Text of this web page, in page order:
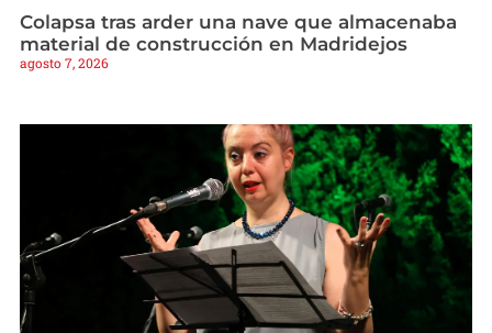
Colapsa tras arder una nave que almacenaba
material de construcción en Madridejos
agosto 7, 2026